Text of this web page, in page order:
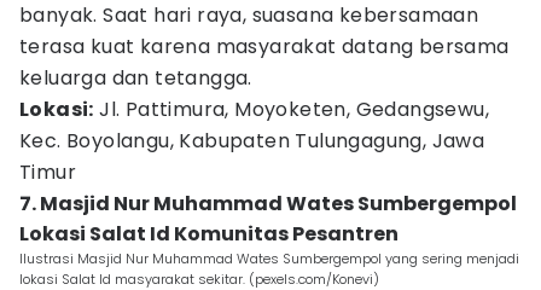
banyak. Saat hari raya, suasana kebersamaan
terasa kuat karena masyarakat datang bersama
keluarga dan tetangga.
Lokasi: Jl. Pattimura, Moyoketen, Gedangsewu,
Kec. Boyolangu, Kabupaten Tulungagung, Jawa
Timur
7. Masjid Nur Muhammad Wates Sumbergempol
Lokasi Salat Id Komunitas Pesantren
Ilustrasi Masjid Nur Muhammad Wates Sumbergempol yang sering menjadi
lokasi Salat Id masyarakat sekitar. (pexels.com/Konevi)